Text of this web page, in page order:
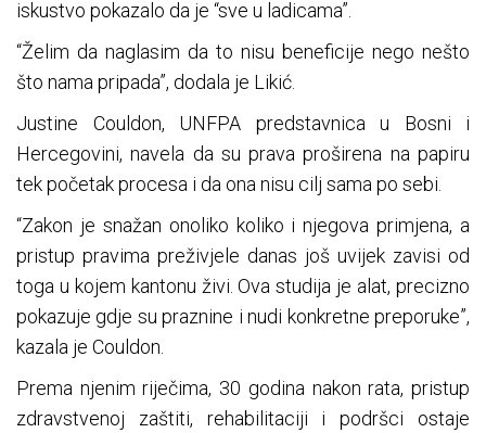
iskustvo pokazalo da je “sve u ladicama”.
“Želim da naglasim da to nisu beneficije nego nešto
što nama pripada”, dodala je Likić.
Justine Couldon, UNFPA predstavnica u Bosni i
Hercegovini, navela da su prava proširena na papiru
tek početak procesa i da ona nisu cilj sama po sebi.
“Zakon je snažan onoliko koliko i njegova primjena, a
pristup pravima preživjele danas još uvijek zavisi od
toga u kojem kantonu živi. Ova studija je alat, precizno
pokazuje gdje su praznine i nudi konkretne preporuke”,
kazala je Couldon.
Prema njenim riječima, 30 godina nakon rata, pristup
zdravstvenoj zaštiti, rehabilitaciji i podršci ostaje